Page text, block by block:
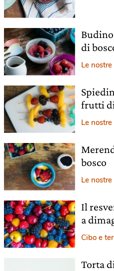
di
Le
frutti di
Le
bosco
Le
Il
a
Cibo e
Torta